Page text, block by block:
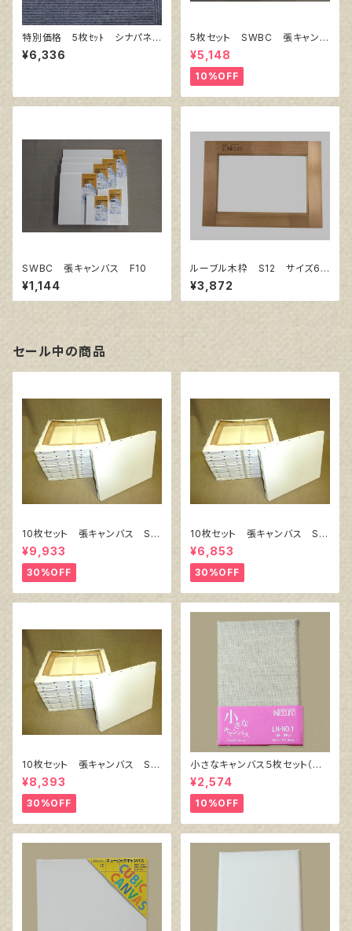
特別価格 5枚ｾｯﾄ シナパネ
ル B3 515㎜×364㎜
¥6,336
5枚セット SWBC 張キャンバ
ス F10
¥5,148
10%OFF
SWBC 張キャンバス F10
¥1,144
ルーブル木枠 S12 サイズ60
6㎜×606㎜
¥3,872
セール中の商品
10枚セット 張キャンバス Sn
owWhite SPC（綿・ポリエステ
ル）F8 455㎜×380㎜
¥9,933
30%OFF
10枚セット 張キャンバス Sn
owWhite SPC（綿・ポリエステ
ル）F4 333㎜×242㎜
¥6,853
30%OFF
10枚セット 張キャンバス Sn
owWhite SPC（綿・ポリエステ
ル）F6 410㎜×318㎜
¥8,393
30%OFF
小さなキャンバス５枚セット（麻
キャンバス裏面張り）
¥2,574
10%OFF